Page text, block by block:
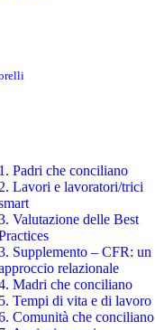
1. Padri che conciliano
2. Lavori e lavoratori/trici
Valutazione delle Best
Supplemento – CFR: un
relazionale
Madri che conciliano
5. Tempi di vita e di lavoro
Comunità che conciliano